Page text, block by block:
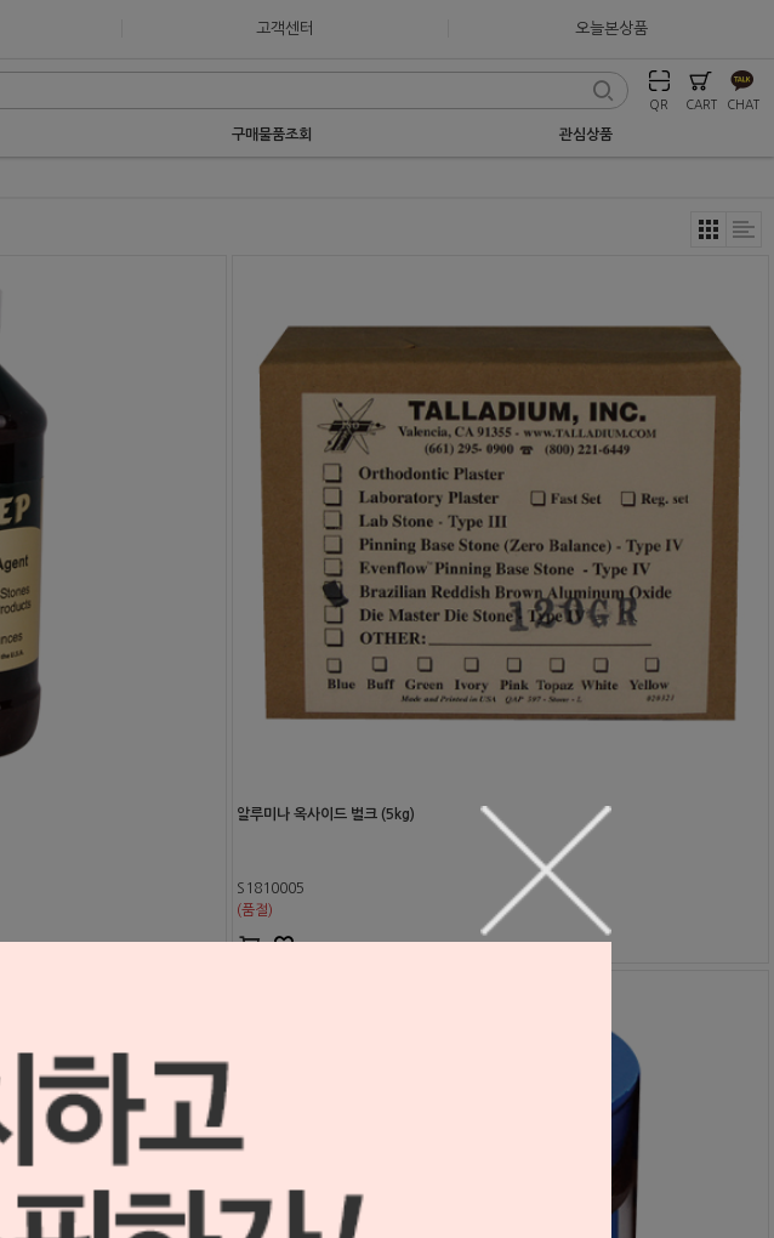
고객센터 오늘본상품
QR CART CHAT
구매물품조회 관심상품
알루미나 옥사이드 벌크 (5kg)
S1810005
(품절)